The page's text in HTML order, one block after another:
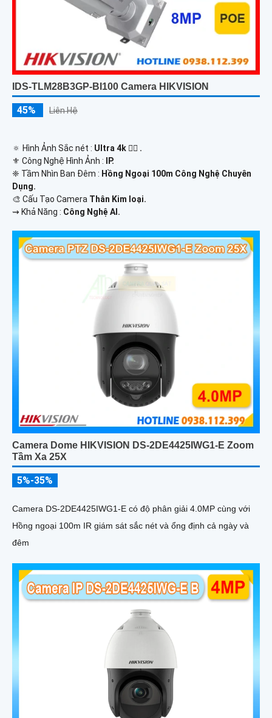
IDS-TLM28B3GP-BI100 Camera HIKVISION
45% Liên Hệ
🔅 Hình Ảnh Sắc nét : Ultra 4k 👍🏾 .
⚜️ Công Nghệ Hình Ảnh :
IP.
❈ Tầm Nhìn Ban Đêm : Hồng Ngoại 100m Công Nghệ Chuyên
Dụng.
🎨 Cấu Tạo Camera Thân Kim loại.
️⇝ Khả Năng : Công Nghệ AI.
Camera Dome HIKVISION DS-2DE4425IWG1-E Zoom
Tầm Xa 25X
5%-35%
Camera DS-2DE4425IWG1-E có độ phân giải 4.0MP cùng với
Hồng ngoại 100m IR giám sát sắc nét và ổng định cả ngày và
đêm